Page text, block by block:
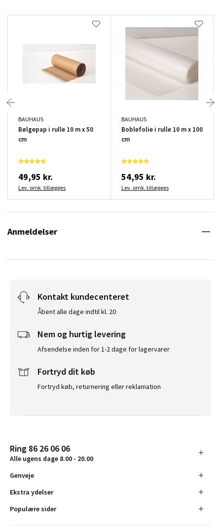
BAUHAUS
Bølgepap i rulle 10 m x 50
cm
49,95 kr.
Lev. omk. tillægges
BAUHAUS
Boblefolie i rulle 10 m x 100
cm
54,95 kr.
Lev. omk. tillægges
Anmeldelser
Kontakt kundecenteret
Åbent alle dage indtil kl. 20
Nem og hurtig levering
Afsendelse inden for 1-2 dage for lagervarer
Fortryd dit køb
Fortryd køb, returnering eller reklamation
Ring 86 26 06 06
Alle ugens dage 8.00 - 20.00
Genveje
Ekstra ydelser
Populære sider